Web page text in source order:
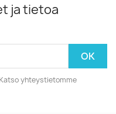
ja tietoa
yhteystietomme